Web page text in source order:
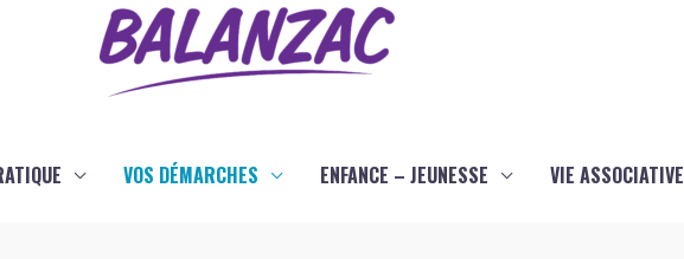
VOS DÉMARCHES ENFANCE – JEUNESSE VIE ASSOCIATIVE